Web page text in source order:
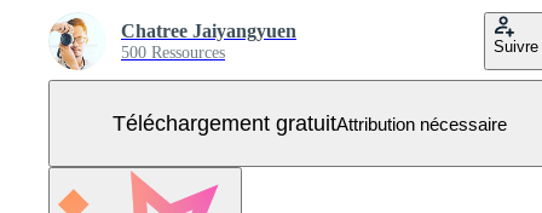
Chatree Jaiyangyuen
500 Ressources Suivre
Téléchargement gratuitAttribution nécessaire